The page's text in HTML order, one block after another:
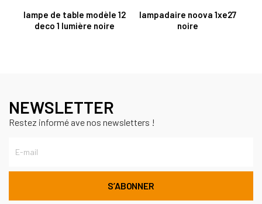
lampe de table modèle 12
deco 1 lumière noire
lampadaire noova 1xe27
noire
NEWSLETTER
Restez informé ave nos newsletters !